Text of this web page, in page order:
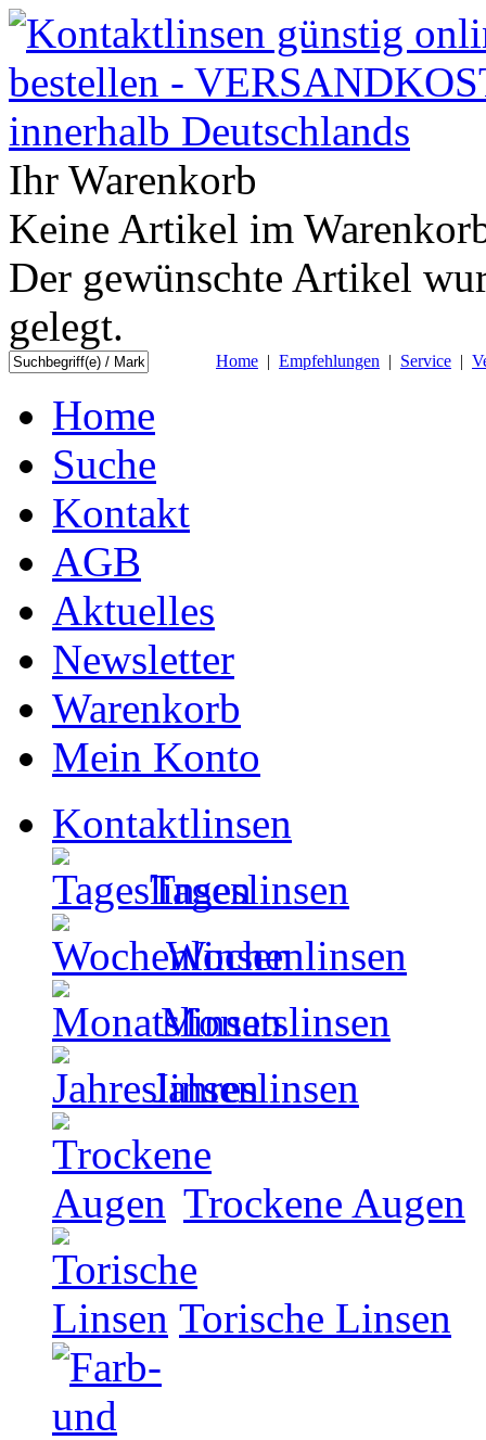
Ihr Warenkorb
Keine Artikel im
Der gewünschte Artikel
gelegt.
Home | Empfehlungen | Service |
Home
Suche
Kontakt
AGB
Aktuelles
Newsletter
Warenkorb
Mein Konto
Kontaktlinsen
Tageslinsen
Wochenlinsen
Monatslinsen
Jahreslinsen
Trockene Augen
Torische Linsen